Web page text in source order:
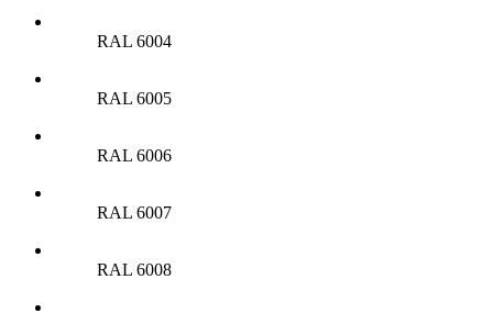
RAL 6004
RAL 6005
RAL 6006
RAL 6007
RAL 6008